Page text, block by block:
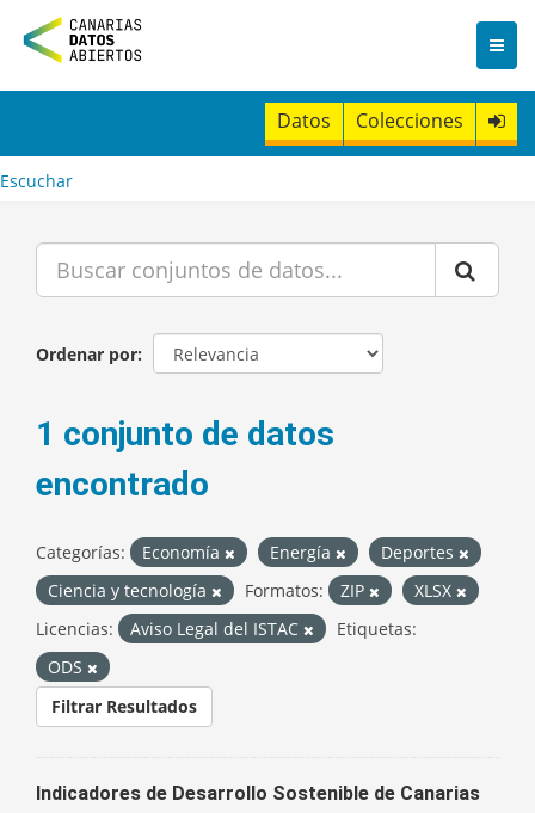
n
t
Datos Colecciones
Escuchar
Ordenar por
1 conjunto de datos
encontrado
Categorías: Economía Energía
Deportes
Ciencia y tecnología
Formatos: ZIP
XLSX
Licencias:
Aviso Legal del ISTAC
Etiquetas:
ODS
Filtrar Resultados
Indicadores de Desarrollo Sostenible de Canarias